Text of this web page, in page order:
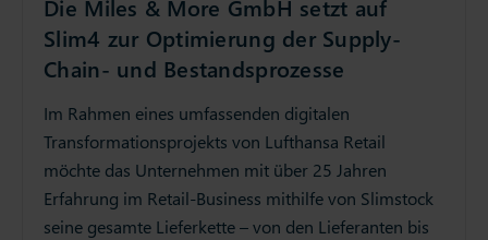
Die Miles & More GmbH setzt auf
Slim4 zur Optimierung der Supply-
Chain- und Bestandsprozesse
Im Rahmen eines umfassenden digitalen
Transformationsprojekts von Lufthansa Retail
möchte das Unternehmen mit über 25 Jahren
Erfahrung im Retail-Business mithilfe von Slimstock
seine gesamte Lieferkette – von den Lieferanten bis